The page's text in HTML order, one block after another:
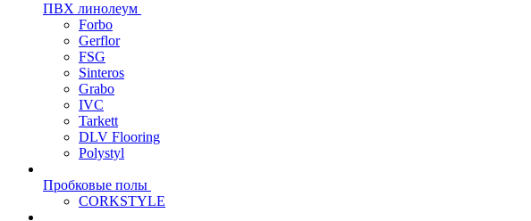
ПВХ линолеум
Forbo
Gerflor
FSG
Sinteros
Grabo
IVC
Tarkett
DLV Flooring
Polystyl
Пробковые полы
CORKSTYLE